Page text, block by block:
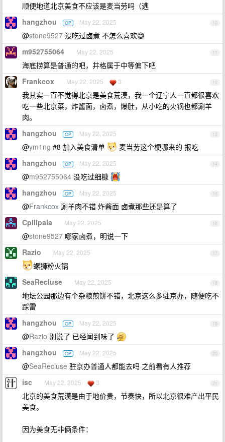
顺便地道北京美食不应该是麦当劳吗（逃
10
hangzhou OP May 22, 2025
@stone9527 没吃过卤煮 不怎么喜欢😅
11
m952755064 May 22, 2025
海底捞算是普通的吧，井格属于中等偏下吧
12
Frankcox May 22, 2025 3
我其实一直不觉得北京是美食荒漠，我一个辽宁人一直都很喜欢
吃一些北京菜，炸酱面，卤煮，爆肚，从小吃的火锅也都涮羊
肉。
13
hangzhou OP May 22, 2025
@ym1ng #8 加入美食清单 麦当劳这个梗哪来的 报吃
14
hangzhou OP May 22, 2025
@m952755064 没吃过细糠
15
hangzhou OP May 22, 2025
@Frankcox 涮羊肉不错 炸酱面 卤煮那些还是算了
16
Cpilipala May 22, 2025
@stone9527 哪家卤煮，明说一下
17
Razio May 22, 2025
螺狮粉火锅
18
SeaRecluse May 22, 2025
地坛公园那边有个杂粮煎饼不错，北京这么多驻京办，随便吃不
踩雷
19
hangzhou OP May 22, 2025
@Razio 别说了 已经闻到味了
20
hangzhou OP May 22, 2025
@SeaRecluse 驻京办普通人都能去吗 之前看有人推荐
21
isc May 22, 2025 3
北京的美食荒漠是由于地价贵，节奏快，所以北京很难产出平民
美食。
因为美食无非俩条件：